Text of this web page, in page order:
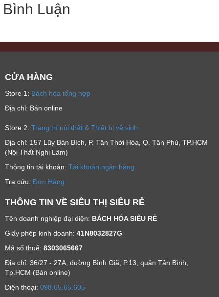
Bình Luận
CỬA HÀNG
Store 1: Bách hóa tổng hợp
Địa chỉ: Bán online
Store 2: Trang trí nội thất & Thiết bị vệ sinh
Địa chỉ: 157 Lũy Bán Bích, P. Tân Thới Hòa, Q. Tân Phú, TP.HCM
(Nội Thất Nghi Lâm)
Thông tin tài khoản: Tài khoản ngân hàng
Tra cứu: Đơn Hàng
THÔNG TIN VỀ SIÊU THỊ SIÊU RẺ
Tên doanh nghiệp đại diện: BÁCH HÓA SIÊU RẺ
Giấy phép kinh doanh: 41N8032827G
Mã số thuế: 8303065667
Địa chỉ: 36/27 - 27A, đường Bình Giã, P.13, quận Tân Bình,
Tp.HCM (Bán online)
Ðiện thoại: 098.65.65.605